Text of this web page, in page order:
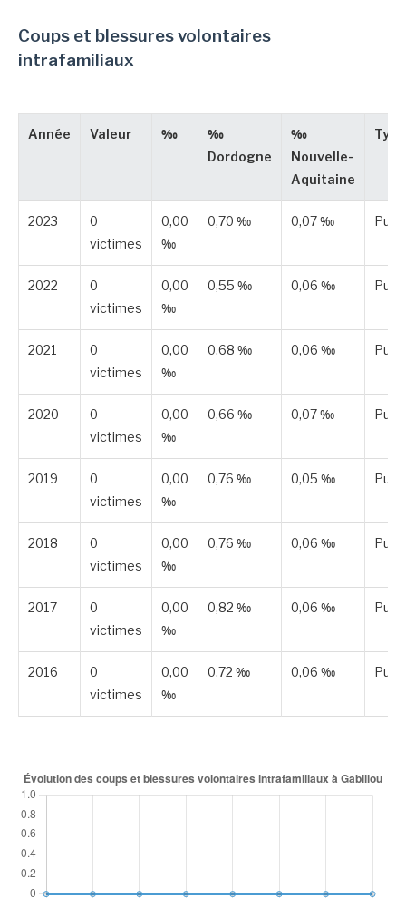
Coups et blessures volontaires
intrafamiliaux
Année Valeur ‰
‰
Dordogne
‰
Nouvelle-
Aquitaine
Type
2023
0
victimes
0,00
‰
0,70 ‰ 0,07 ‰
2022
0
victimes
0,00
‰
0,55 ‰ 0,06 ‰
2021
0
victimes
0,00
‰
0,68 ‰ 0,06 ‰
2020
0
victimes
0,00
‰
0,66 ‰ 0,07 ‰
2019
0
victimes
0,00
‰
0,76 ‰ 0,05 ‰
2018
0
victimes
0,00
‰
0,76 ‰ 0,06 ‰
2017
0
victimes
0,00
‰
0,82 ‰ 0,06 ‰
2016
0
victimes
0,00
‰
0,72 ‰ 0,06 ‰